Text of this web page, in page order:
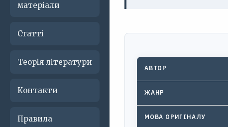
матеріали
Статті
Теорія літератури
Контакти
Правила
АВТОР
ЖАНР
МОВА ОРИГІНАЛУ